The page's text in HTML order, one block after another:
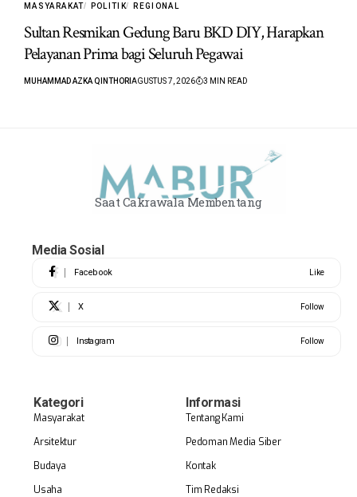
MASYARAKAT POLITIK REGIONAL
Sultan Resmikan Gedung Baru BKD DIY, Harapkan
Pelayanan Prima bagi Seluruh Pegawai
MUHAMMAD AZKA QINTHORI AGUSTUS 7, 2026 3 MIN READ
Saat Cakrawala Membentang
Media Sosial
Facebook Like
X Follow
Instagram Follow
Kategori
Masyarakat
Arsitektur
Budaya
Usaha
Informasi
Tentang Kami
Pedoman Media Siber
Kontak
Tim Redaksi